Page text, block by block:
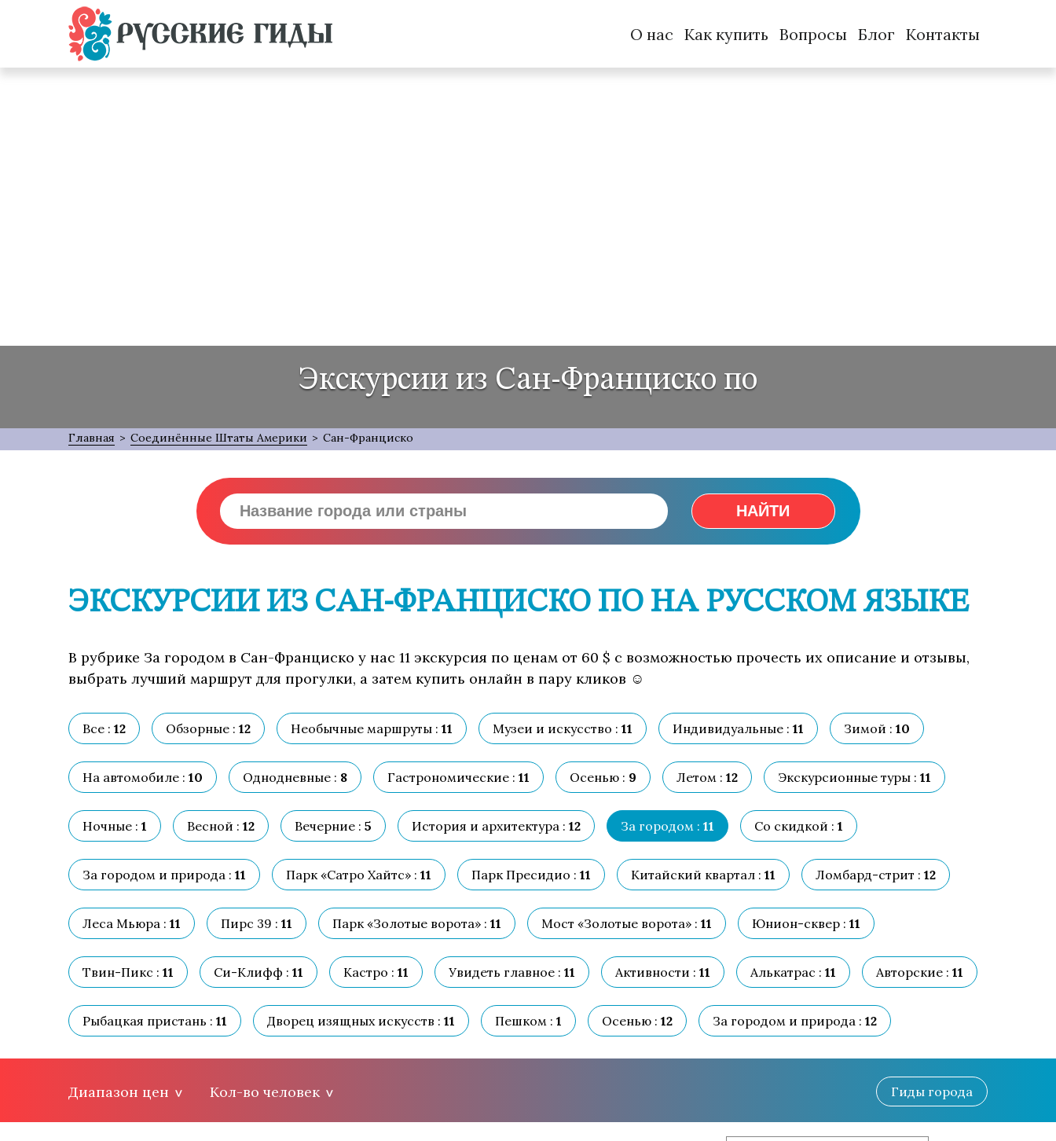
О нас Как купить Вопросы Блог Контакты
Экскурсии из Сан-Франциско по
Главная > Соединённые Штаты Америки > Сан-Франциско
НАЙТИ
ЭКСКУРСИИ ИЗ САН-ФРАНЦИСКО ПО НА РУССКОМ ЯЗЫКЕ
В рубрике За городом в Сан-Франциско у нас 11 экскурсия по ценам от 60 $ с возможностью прочесть их описание и отзывы,
выбрать лучший маршрут для прогулки, а затем купить онлайн в пару кликов ☺
Все : 12 Обзорные : 12 Необычные маршруты : 11 Музеи и искусство : 11 Индивидуальные : 11 Зимой : 10
На автомобиле : 10 Однодневные : 8 Гастрономические : 11 Осенью : 9 Летом : 12 Экскурсионные туры : 11
Ночные : 1 Весной : 12 Вечерние : 5 История и архитектура : 12 За городом : 11 Со скидкой : 1
За городом и природа : 11 Парк «Сатро Хайтс» : 11 Парк Пресидио : 11 Китайский квартал : 11 Ломбард-стрит : 12
Леса Мьюра : 11 Пирс 39 : 11 Парк «Золотые ворота» : 11 Мост «Золотые ворота» : 11 Юнион-сквер : 11
Твин-Пикс : 11 Си-Клифф : 11 Кастро : 11 Увидеть главное : 11 Активности : 11 Алькатрас : 11 Авторские : 11
Рыбацкая пристань : 11 Дворец изящных искусств : 11 Пешком : 1 Осенью : 12 За городом и природа : 12
Диапазон цен Кол-во человек Гиды города